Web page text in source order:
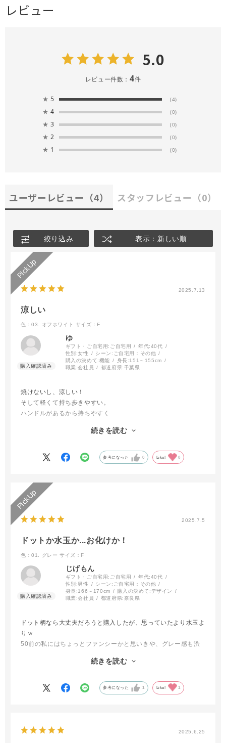
レビュー
5.0
レビュー件数： 4件
★ 5 (4)
★ 4 (0)
★ 3 (0)
★ 2 (0)
★ 1 (0)
ユーザーレビュー （4） スタッフレビュー （0）
絞り込み 表示：新しい順
2025.7.13
涼しい
色：03. オフホワイト サイズ：F
ゆ
ギフト・ご自宅用: ご自宅用 年代:40代
性別:女性 シーン: ご自宅用：その他
購入の決めて:機能 身長:151～155cm
職業:会社員 都道府県:千葉県
焼けないし、涼しい！
そして軽くて持ち歩きやすい。
ハンドルがあるから持ちやすく
小さいカバンの時は手持ちで持ち歩いています！
雨でも使えるから
続きを読む
参考になった 0 Like! 0
2025.7.5
ドットか水玉か...お化けか！
色：01. グレー サイズ：F
じげもん
ギフト・ご自宅用: ご自宅用 年代:40代
性別:男性 シーン: ご自宅用：その他
身長:166～170cm 購入の決めて: デザイン
職業:会社員 都道府県:奈良県
ドット柄なら大丈夫だろうと購入したが、思っていたより水玉よ
りｗ
50前の私にはちょっとファンシーかと思いきや、グレー感も渋
うなら、きっといいんでしょうｗ
なのに、少々の風でも問題なく使用できます。あと、しまうとき
にゴースト君がひょっこりと癒しをくれます。
続きを読む
参考になった 1 Like! 1
2025.6.25